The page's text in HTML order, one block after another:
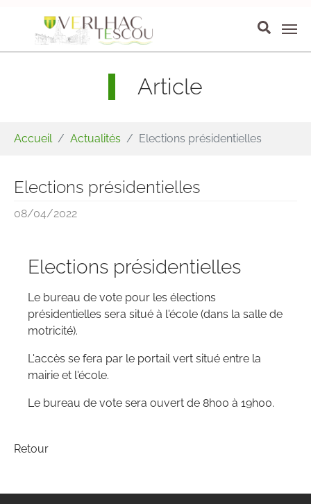
Article
Accueil Actualités Elections présidentielles
Elections présidentielles
08/04/2022
Elections présidentielles
Le bureau de vote pour les élections
présidentielles sera situé à l'école (dans la salle de
motricité).
L'accès se fera par le portail vert situé entre la
mairie et l'école.
Le bureau de vote sera ouvert de 8h00 à 19h00.
Retour